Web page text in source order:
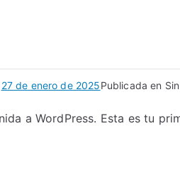
27 de enero de 2025Publicada en
a WordPress. Esta es tu